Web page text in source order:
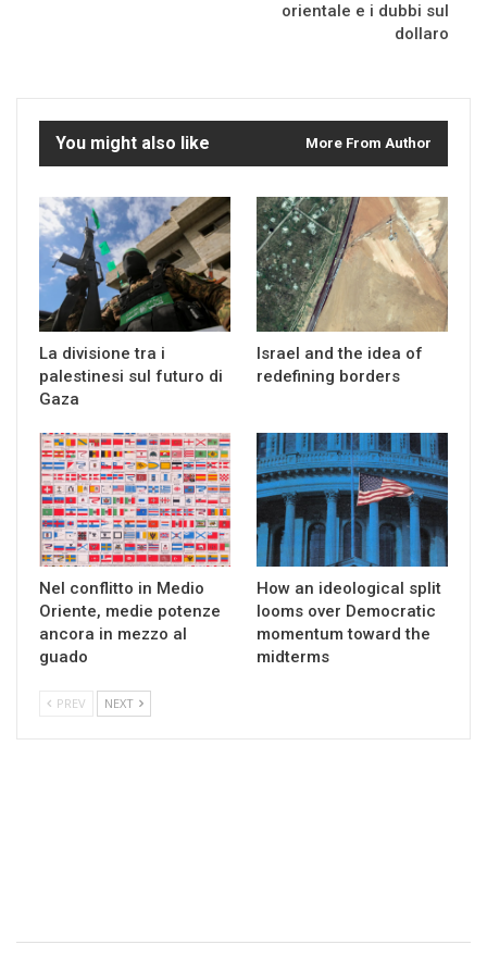
orientale e i dubbi sul
dollaro
You might also like More From Author
La divisione tra i
palestinesi sul futuro di
Gaza
Israel and the idea of
redefining borders
Nel conflitto in Medio
Oriente, medie potenze
ancora in mezzo al
guado
How an ideological split
looms over Democratic
momentum toward the
midterms
PREV NEXT